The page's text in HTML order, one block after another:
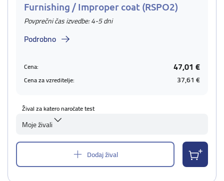
Furnishing / Improper coat (RSPO2)
Povprečni čas izvedbe: 4-5 dni
Podrobno
Cena: 47,01 €
Cena za vzreditelje: 37,61 €
Žival za katero naročate test
Moje živali
Dodaj žival